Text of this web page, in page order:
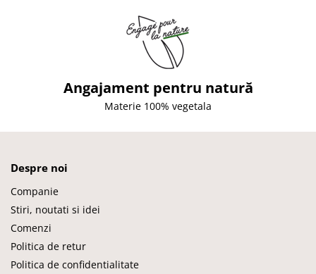
Angajament pentru natură
Materie 100% vegetala
Despre noi
Companie
Stiri, noutati si idei
Comenzi
Politica de retur
Politica de confidentialitate